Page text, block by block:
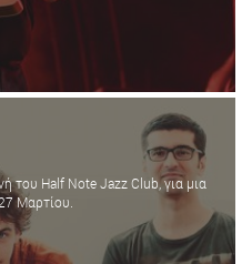
του Half Note Jazz Club, για μια
Μαρτίου.